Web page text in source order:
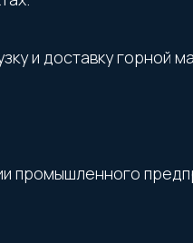
и доставку горной
промышленного